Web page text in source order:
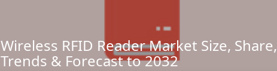
Wireless RFID Reader Market Size, Share,
Trends & Forecast to 2032